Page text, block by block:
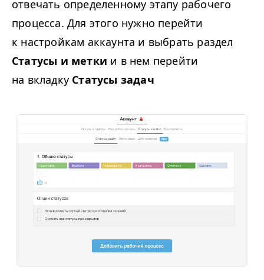
отвечать определенному этапу рабочего
процесса. Для этого нужно перейти
к настройкам аккаунта и выбрать раздел
Статусы и метки и в нем перейти
на вкладку Статусы задач